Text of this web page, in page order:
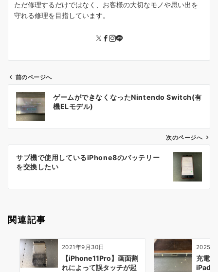
ただ修理するだけではなく、お客様の大切なモノや思い出を
守れる修理を目指しています。
ビ
ン
前のページへ
ゲームができなくなったNintendo Switch(有
機ELモデル)
次のページへ
サブ機で使用しているiPhone8のバッテリー
を交換したい
関連記事
2021年9月30日
【iPhone11Pro】画面割
れによって誤タッチが起
2025年
充電
iPad